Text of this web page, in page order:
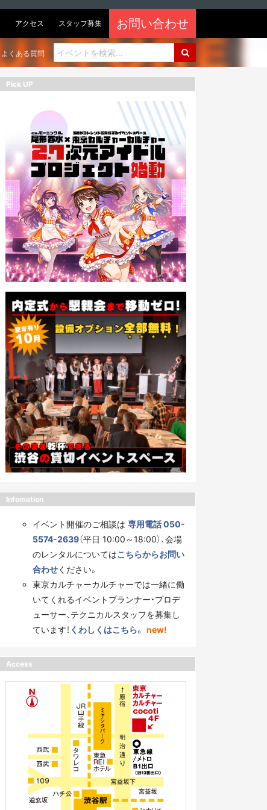
アクセス スタッフ募集 お問い合わせ
よくある質問
Pick UP
Infomation
イベント開催のご相談は 専用電話 050-
5574-2639（平日 10:00～18:00）、会場
のレンタルについてはこちらからお問い
合わせください。
東京カルチャーカルチャーでは一緒に働
いてくれるイベントプランナー・プロデ
ューサー、テクニカルスタッフを募集し
ています！ くわしくはこちら。 new!
Access